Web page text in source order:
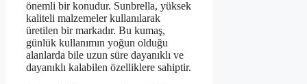
önemli bir konudur. Sunbrella, yüksek
kaliteli malzemeler kullanılarak
üretilen bir markadır. Bu kumaş,
günlük kullanımın yoğun olduğu
alanlarda bile uzun süre dayanıklı ve
dayanıklı kalabilen özelliklere sahiptir.